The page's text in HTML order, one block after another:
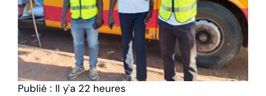
Publié : Il y'a 22 heures